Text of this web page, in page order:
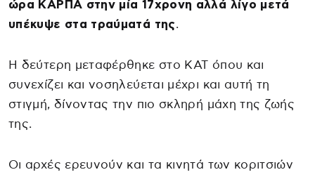
ώρα ΚΑΡΠΑ στην μία 17χρονη αλλά λίγο μετά
υπέκυψε στα τραύματά της.
Η δεύτερη μεταφέρθηκε στο ΚΑΤ όπου και
συνεχίζει και νοσηλεύεται μέχρι και αυτή τη
στιγμή, δίνοντας την πιο σκληρή μάχη της ζωής
της.
Οι αρχές ερευνούν και τα κινητά των κοριτσιών